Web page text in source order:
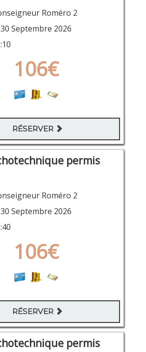
Roméro 2
Septembre 2026
106€
RÉSERVER
permis
Roméro 2
Septembre 2026
106€
RÉSERVER
permis